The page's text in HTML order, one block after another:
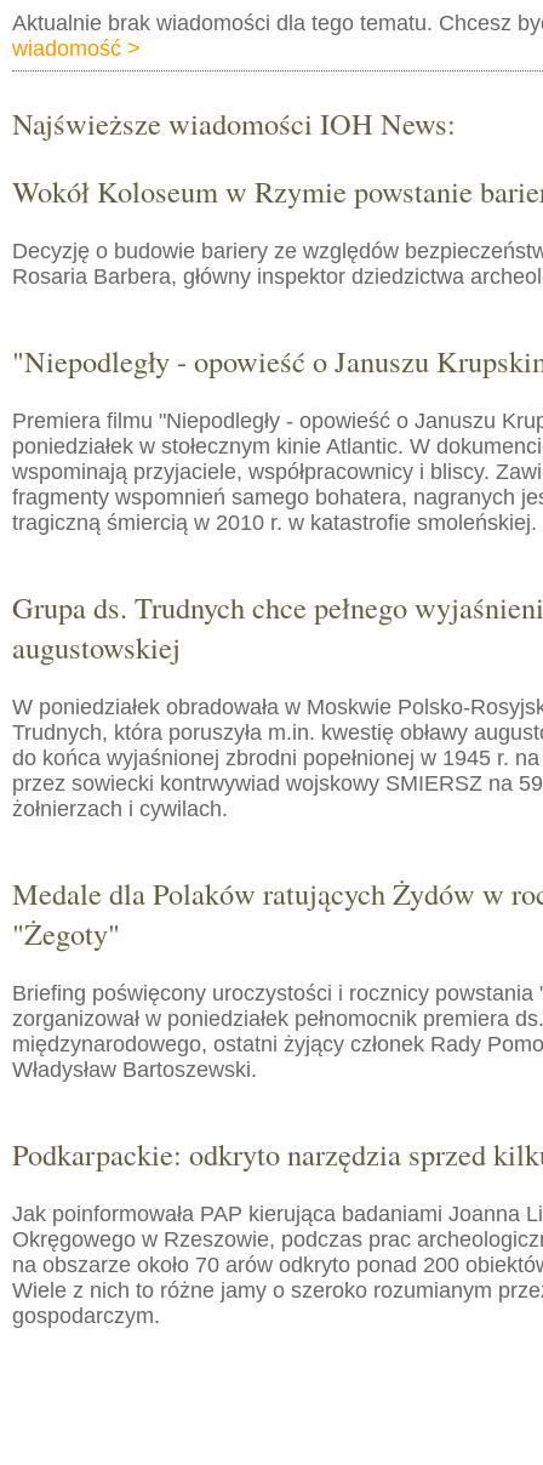
Aktualnie brak wiadomości dla tego tematu. Chcesz
wiadomość >
Najświeższe wiadomości IOH News:
Wokół Koloseum w Rzymie powstanie
Decyzję o budowie bariery ze względów
Rosaria Barbera, główny inspektor dziedzictwa
"Niepodległy - opowieść o Januszu
Premiera filmu "Niepodległy - opowieść o Januszu
poniedziałek w stołecznym kinie Atlantic. W
wspominają przyjaciele, współpracownicy i bliscy.
fragmenty wspomnień samego bohatera, nagranych
tragiczną śmiercią w 2010 r. w katastrofie smoleńskiej.
Grupa ds. Trudnych chce pełnego
augustowskiej
W poniedziałek obradowała w Moskwie Polsko-
Trudnych, która poruszyła m.in. kwestię obławy
do końca wyjaśnionej zbrodni popełnionej w 1945 r.
przez sowiecki kontrwywiad wojskowy SMIERSZ na
żołnierzach i cywilach.
Medale dla Polaków ratujących Żydów w
"Żegoty"
Briefing poświęcony uroczystości i rocznicy powstania
zorganizował w poniedziałek pełnomocnik premiera
międzynarodowego, ostatni żyjący członek Rady
Władysław Bartoszewski.
Podkarpackie: odkryto narzędzia sprzed
Jak poinformowała PAP kierująca badaniami Joanna
Okręgowego w Rzeszowie, podczas prac
na obszarze około 70 arów odkryto ponad 200
Wiele z nich to różne jamy o szeroko rozumianym
gospodarczym.